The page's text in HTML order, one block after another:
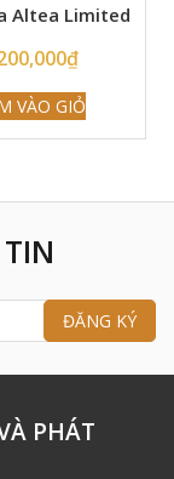
Altea Limited
₫
VÀO GIỎ
PHÁT